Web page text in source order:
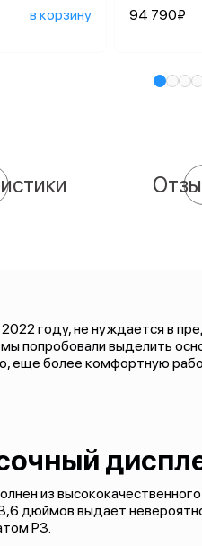
в корзину
94 790₽
году, не нуждается в
попробовали выделить
еще более комфортную
из
дюймов выдает
P3.